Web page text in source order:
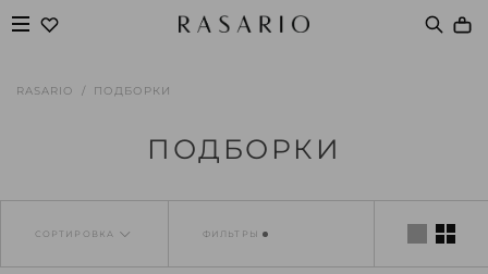
RASARIO ПОДБОРКИ
ПОДБОРКИ
СОРТИРОВКА ФИЛЬТРЫ